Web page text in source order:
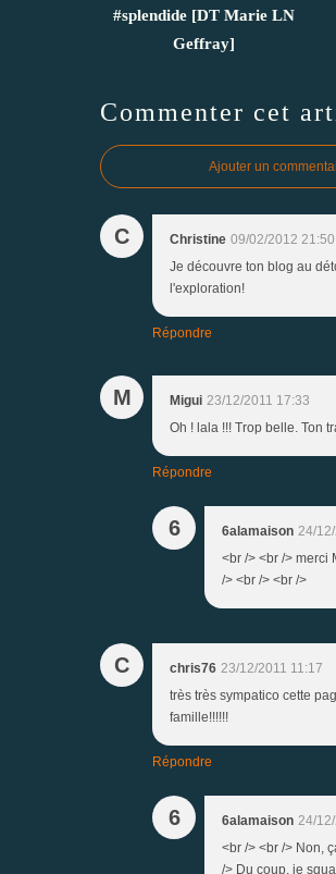
#splendide [DT Marie LN
Geffray]
Commenter cet
Ajouter un
C Christine 09/02/2012 21:50
Je découvre ton blog au
l'exploration!
Répondre
M Migui 23/12/2011 17:33
Oh ! lala !!! Trop belle. Ton
Répondre
6 6alamaison 24/
<br /> <br /> merci
/> <br /> <br />
C chris76 23/12/2011 11:17
très très sympatico cette
famille!!!!!!
Répondre
6 6alamaison 24/
<br /> <br /> Non,
/> Du coup, je